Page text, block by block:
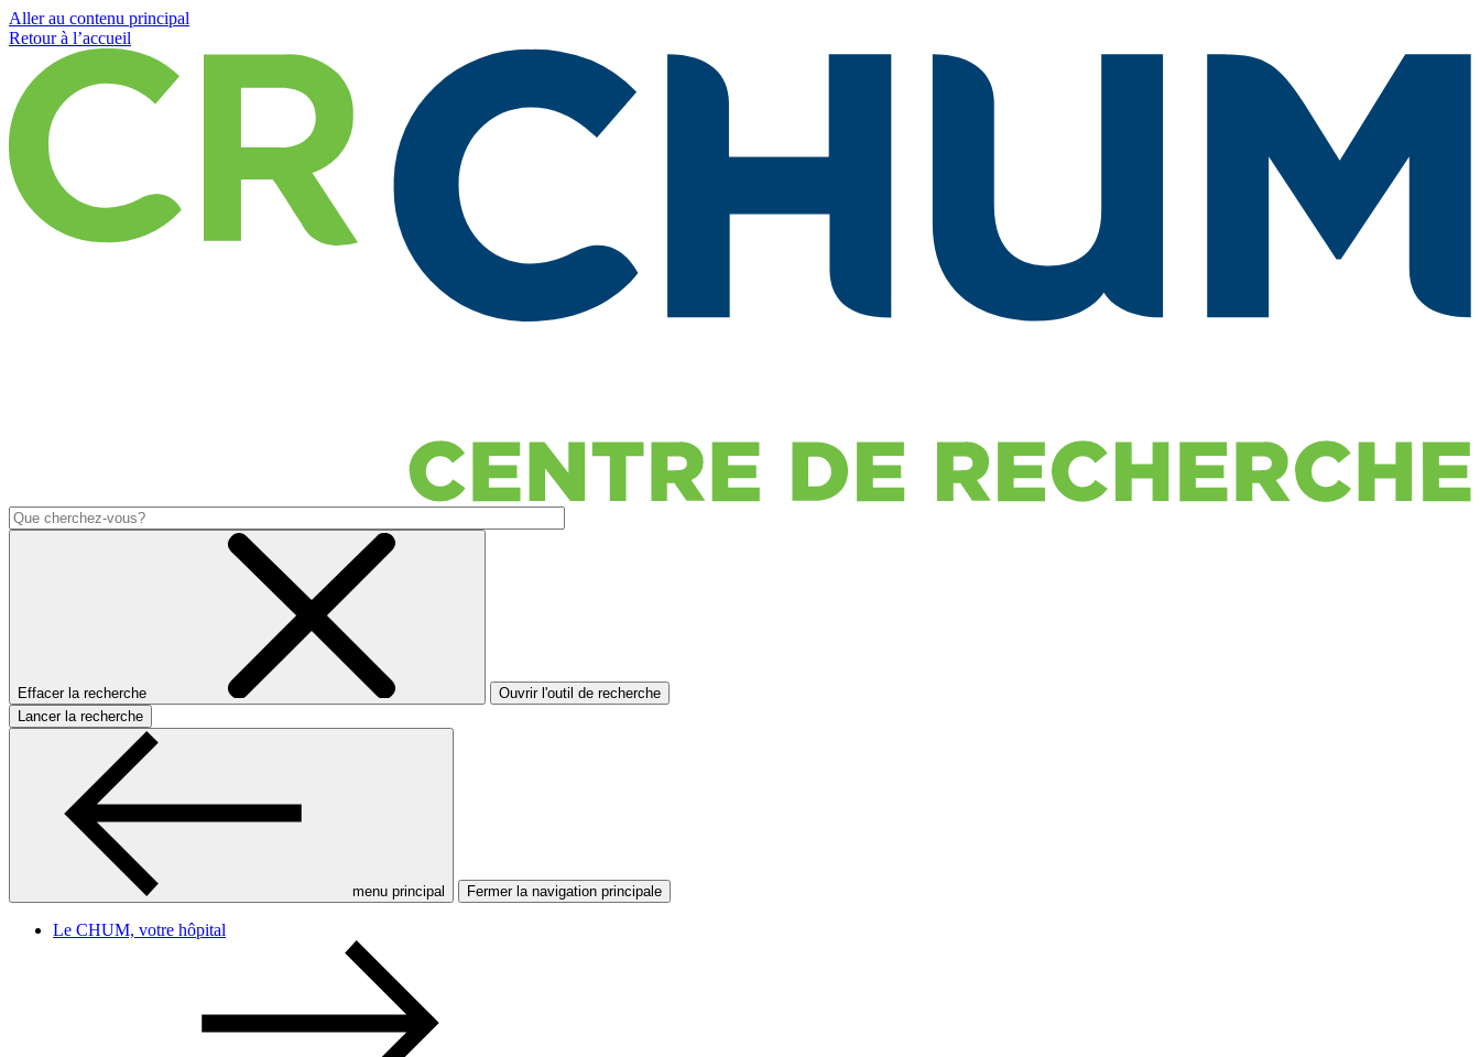
Aller au contenu principal
Retour à l’accueil
Effacer la recherche
Ouvrir l'outil de recherche
Lancer la recherche
menu principal Fermer la navigation principale
Le CHUM, votre hôpital